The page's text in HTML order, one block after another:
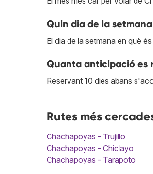
Quin dia de la
El dia de la setmana en què
Quanta anticipació es
Reservant 10 dies abans
Rutes més
Chachapoyas - Trujillo
Chachapoyas - Chiclayo
Chachapoyas - Tarapoto